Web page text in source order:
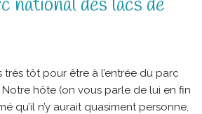
tôt pour être à l’entrée du parc
hôte (on vous parle de lui en fin
qu’il n’y aurait quasiment personne,